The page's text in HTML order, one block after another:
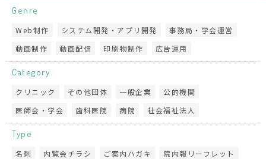
Genre
Web制作 システム開発・アプリ開発
事務局・学会運営
動画制作
動画配信 印刷物制作 広告運用
Category
クリニック その他団体 一般企業
公的機関
医師会・学会
歯科医院 病院 社会福祉法人
Type
名刺 内覧会チラシ ご案内ハガキ
院内報リーフレット